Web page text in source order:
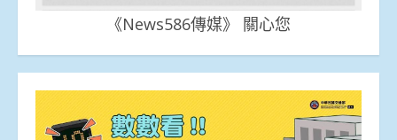
《News586傳媒》 關心您